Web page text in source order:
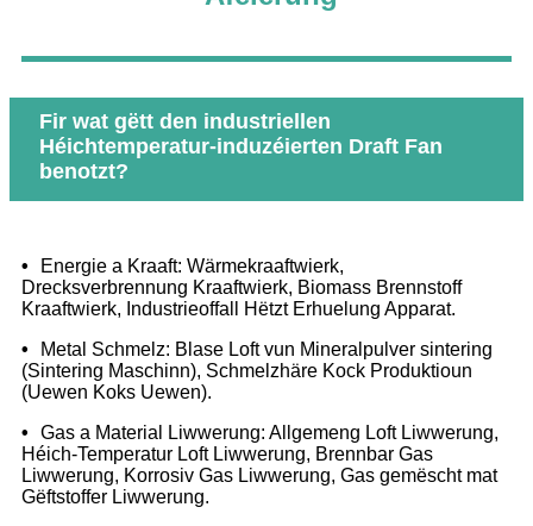
Fir wat gëtt den industriellen
Héichtemperatur-induzéierten Draft Fan
benotzt?
•
Energie a Kraaft: Wärmekraaftwierk,
Drecksverbrennung Kraaftwierk, Biomass Brennstoff
Kraaftwierk, Industrieoffall Hëtzt Erhuelung Apparat.
•
Metal Schmelz: Blase Loft vun Mineralpulver sintering
(Sintering Maschinn), Schmelzhäre Kock Produktioun
(Uewen Koks Uewen).
•
Gas a Material Liwwerung: Allgemeng Loft Liwwerung,
Héich-Temperatur Loft Liwwerung, Brennbar Gas
Liwwerung, Korrosiv Gas Liwwerung, Gas gemëscht mat
Gëftstoffer Liwwerung.